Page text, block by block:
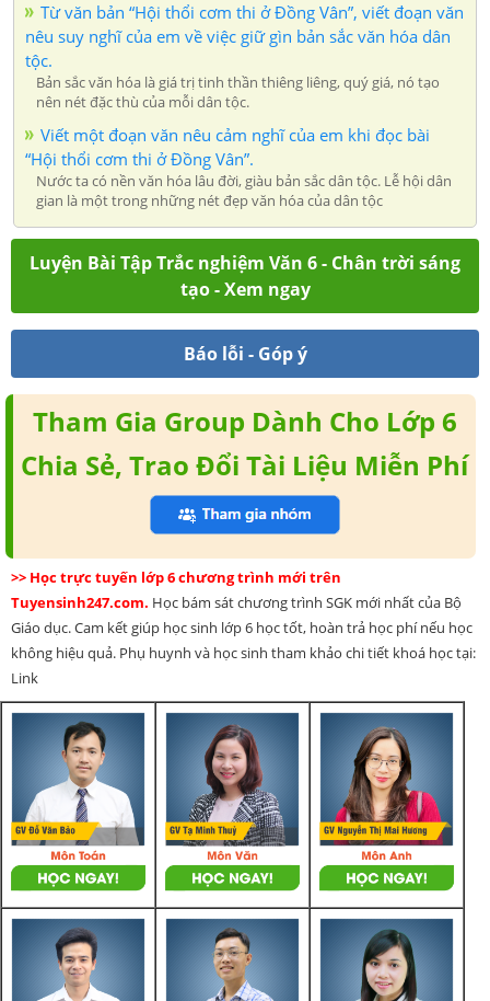
Từ văn bản “Hội thổi cơm thi ở Đồng Vân”, viết đoạn văn
nêu suy nghĩ của em về việc giữ gìn bản sắc văn hóa dân
tộc.
Bản sắc văn hóa là giá trị tinh thần thiêng liêng, quý giá, nó tạo
nên nét đặc thù của mỗi dân tộc.
Viết một đoạn văn nêu cảm nghĩ của em khi đọc bài
“Hội thổi cơm thi ở Đồng Vân”.
Nước ta có nền văn hóa lâu đời, giàu bản sắc dân tộc. Lễ hội dân
gian là một trong những nét đẹp văn hóa của dân tộc
Luyện Bài Tập Trắc nghiệm Văn 6 - Chân trời sáng
tạo - Xem ngay
Báo lỗi - Góp ý
Tham Gia Group Dành Cho Lớp 6
Chia Sẻ, Trao Đổi Tài Liệu Miễn Phí
>> Học trực tuyến lớp 6 chương trình mới trên
Tuyensinh247.com. Học bám sát chương trình SGK mới nhất của Bộ
Giáo dục. Cam kết giúp học sinh lớp 6 học tốt, hoàn trả học phí nếu học
không hiệu quả. Phụ huynh và học sinh tham khảo chi tiết khoá học tại:
Link